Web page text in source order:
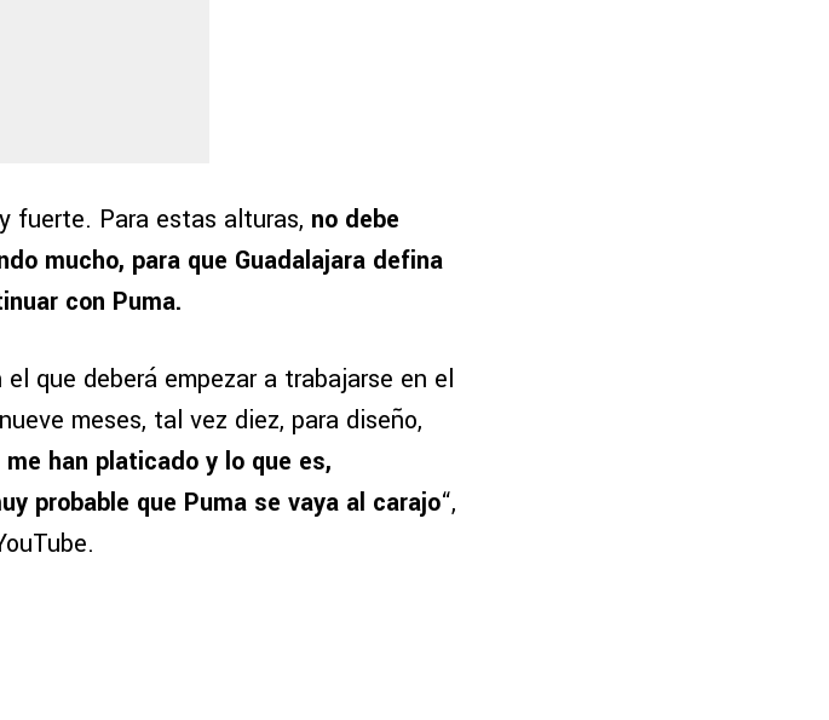
fuerte. Para estas alturas, no debe
mucho, para que Guadalajara defina
con Puma.
que deberá empezar a trabajarse en el
meses, tal vez diez, para diseño,
me han platicado y lo que es,
probable que Puma se vaya al carajo“,